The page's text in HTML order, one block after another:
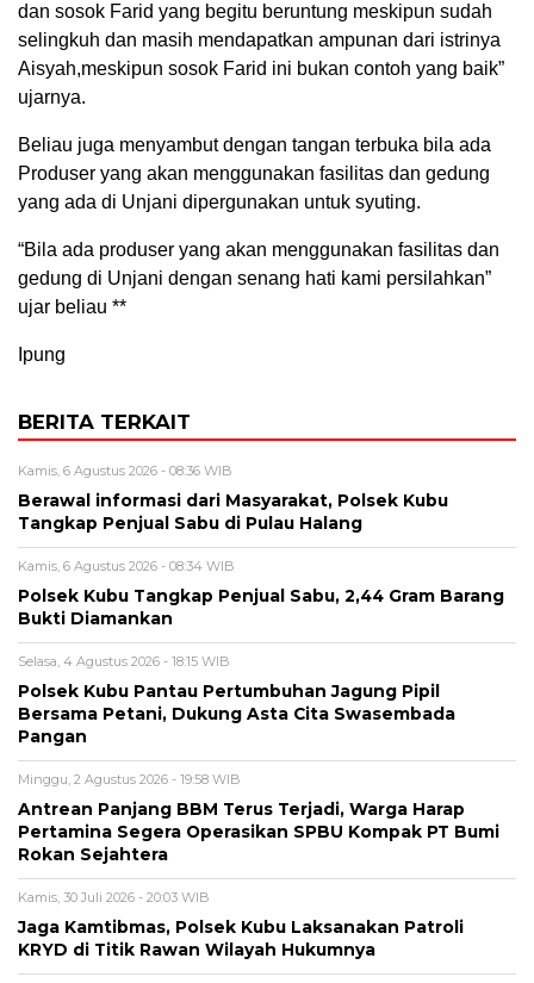
dan sosok Farid yang begitu beruntung meskipun sudah
selingkuh dan masih mendapatkan ampunan dari istrinya
Aisyah,meskipun sosok Farid ini bukan contoh yang baik”
ujarnya.
Beliau juga menyambut dengan tangan terbuka bila ada
Produser yang akan menggunakan fasilitas dan gedung
yang ada di Unjani dipergunakan untuk syuting.
“Bila ada produser yang akan menggunakan fasilitas dan
gedung di Unjani dengan senang hati kami persilahkan”
ujar beliau **
Ipung
BERITA TERKAIT
Kamis, 6 Agustus 2026 - 08:36 WIB
Berawal informasi dari Masyarakat, Polsek Kubu
Tangkap Penjual Sabu di Pulau Halang
Kamis, 6 Agustus 2026 - 08:34 WIB
Polsek Kubu Tangkap Penjual Sabu, 2,44 Gram Barang
Bukti Diamankan
Selasa, 4 Agustus 2026 - 18:15 WIB
Polsek Kubu Pantau Pertumbuhan Jagung Pipil
Bersama Petani, Dukung Asta Cita Swasembada
Pangan
Minggu, 2 Agustus 2026 - 19:58 WIB
Antrean Panjang BBM Terus Terjadi, Warga Harap
Pertamina Segera Operasikan SPBU Kompak PT Bumi
Rokan Sejahtera
Kamis, 30 Juli 2026 - 20:03 WIB
Jaga Kamtibmas, Polsek Kubu Laksanakan Patroli
KRYD di Titik Rawan Wilayah Hukumnya